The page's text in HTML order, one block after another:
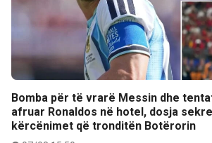
Bomba për të vrarë Messin dhe
afruar Ronaldos në hotel, dosja
kërcënimet që tronditën Botërorin